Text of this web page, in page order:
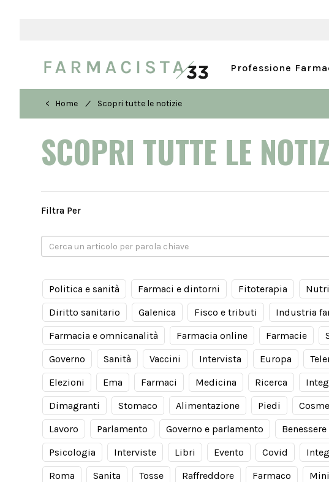
Professione
< Home / Scopri tutte le notizie
SCOPRI TUTTE LE
Filtra Per
Politica e sanità Farmaci e dintorni Fitoterapia
Diritto sanitario
Galenica Fisco e tributi Industria
Farmacia e omnicanalità
Farmacia online Farmacie
Governo
Sanità Vaccini Intervista Europa
Elezioni
Ema Farmaci Medicina Ricerca
Dimagranti
Stomaco Alimentazione Piedi
Lavoro
Parlamento Governo e parlamento Benessere
Psicologia
Interviste Libri Evento Covid
Roma
Sanita Tosse Raffreddore Farmaco